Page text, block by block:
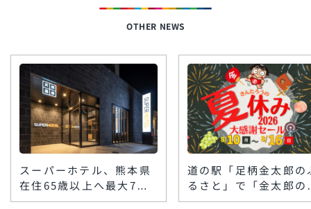
OTHER NEWS
スーパーホテル、熊本県
在住65歳以上へ最大7泊
の無料宿泊支援 令和8
道の駅「足柄金太郎の
るさと」で「金太郎の
休み」大感謝セール、